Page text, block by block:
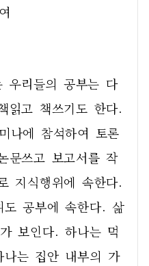
우리들의 공부는 다
읽고 책쓰기도 한다.
나에 참석하여 토론
문쓰고 보고서를 작
지식행위에 속한다.
도 공부에 속한다. 삶
보인다. 하나는 먹
는 집안 내부의 가